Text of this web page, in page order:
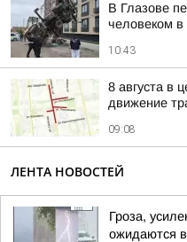
В Глазове
человеком
10:43
8 августа в
движение
09:08
ЛЕНТА НОВОСТЕЙ
Гроза,
ожидаются